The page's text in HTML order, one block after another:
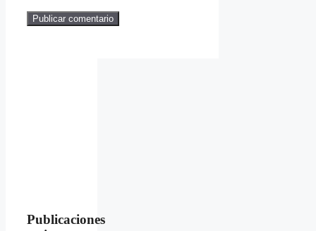
Publicaciones